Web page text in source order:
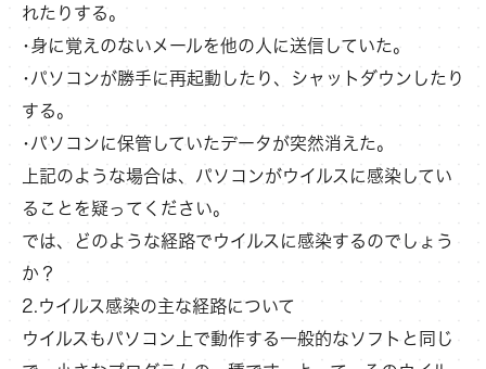
れたりする。
･身に覚えのないメールを他の人に送信していた。
･パソコンが勝手に再起動したり、シャットダウンしたり
する。
･パソコンに保管していたデータが突然消えた。
上記のような場合は、パソコンがウイルスに感染してい
ることを疑ってください。
では、どのような経路でウイルスに感染するのでしょう
か？
2.ウイルス感染の主な経路について
ウイルスもパソコン上で動作する一般的なソフトと同じ